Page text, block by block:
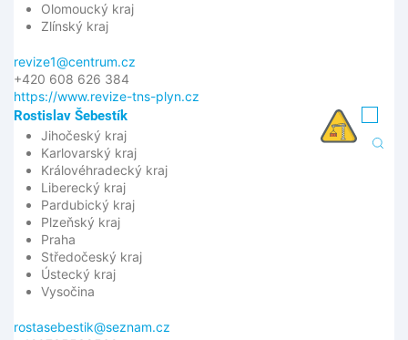
Olomoucký kraj
Zlínský kraj
revize1@centrum.cz
+420 608 626 384
https://www.revize-tns-plyn.cz
Rostislav Šebestík
Jihočeský kraj
Karlovarský kraj
Královéhradecký kraj
Liberecký kraj
Pardubický kraj
Plzeňský kraj
Praha
Středočeský kraj
Ústecký kraj
Vysočina
rostasebestik@seznam.cz